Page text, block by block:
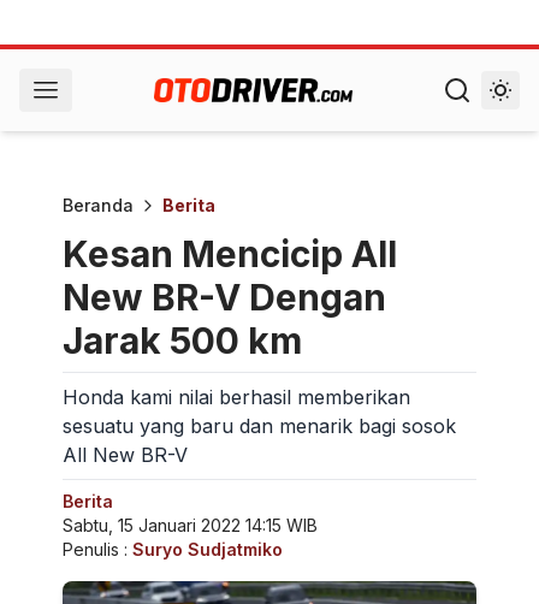
Beranda Berita
Kesan Mencicip All
New BR-V Dengan
Jarak 500 km
Honda kami nilai berhasil memberikan
sesuatu yang baru dan menarik bagi sosok
All New BR-V
Berita
Sabtu, 15 Januari 2022 14:15 WIB
Penulis : Suryo Sudjatmiko